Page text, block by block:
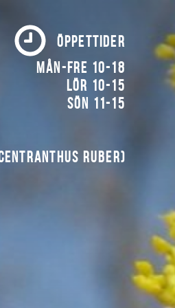
ÖPPETTIDER
Mån-fre 10-18
Lör 10-15
Sön 11-15
ruber)